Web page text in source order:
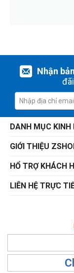
Nhận
DANH MỤC KINH
GIỚI THIỆU
HỔ TRỢ KHÁCH
LIÊN HỆ TRỰC